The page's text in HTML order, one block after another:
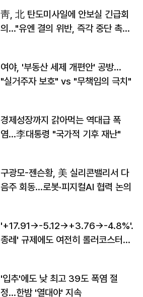
靑, 北 탄도미사일에 안보실 긴급회
의…"유엔 결의 위반, 즉각 중단 촉
여야, '부동산 세제 개편안' 공방…
"실거주자 보호" vs "무책임의 극치"
경제성장까지 갉아먹는 역대급 폭
염…李대통령 "국가적 기후 재난"
구광모-젠슨황, 美 실리콘밸리서 다
음주 회동…로봇·피지컬AI 협력 논의
'+17.91→-5.12→+3.76→-4.8%'…'
종레' 규제에도 여전히 롤러코스터
'입추'에도 낮 최고 39도 폭염 절
정…한밤 '열대야' 지속